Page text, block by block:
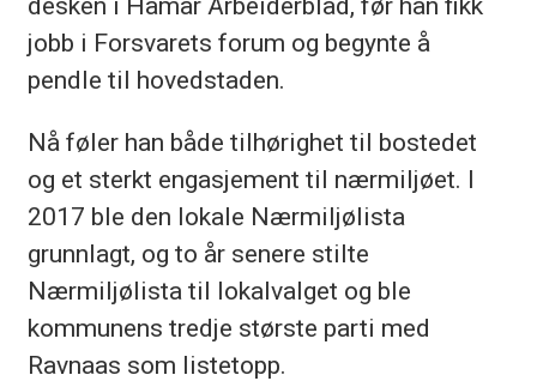
jobb i Forsvarets forum og begynte å
pendle til hovedstaden.
Nå føler han både tilhørighet til bostedet
og et sterkt engasjement til nærmiljøet. I
2017 ble den lokale Nærmiljølista
grunnlagt, og to år senere stilte
Nærmiljølista til lokalvalget og ble
kommunens tredje største parti med
Ravnaas som listetopp.